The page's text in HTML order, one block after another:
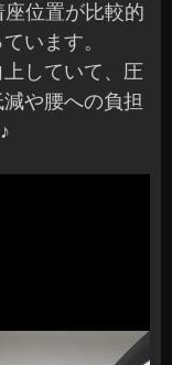
位置が比較的
います。
していて、圧
や腰への負担